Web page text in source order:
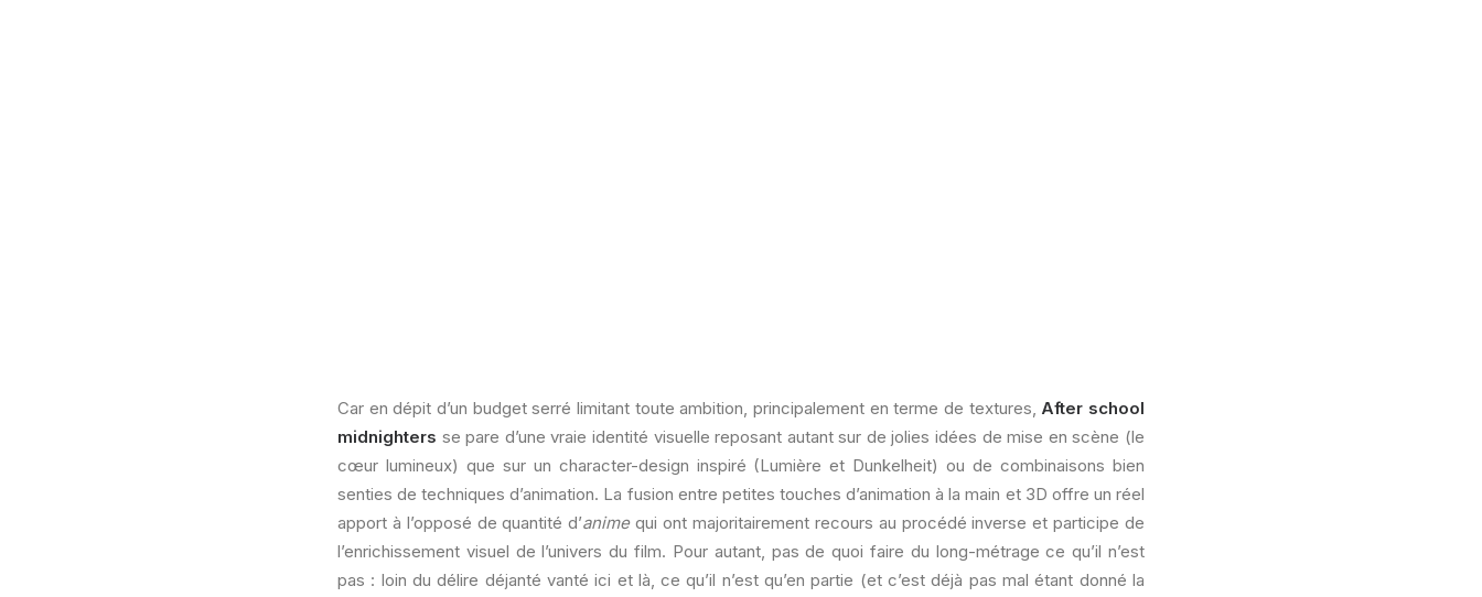
Car en dépit d’un budget serré limitant toute ambition, principalement en terme de textures, After school
midnighters se pare d’une vraie identité visuelle reposant autant sur de jolies idées de mise en scène (le
cœur lumineux) que sur un character-design inspiré (Lumière et Dunkelheit) ou de combinaisons bien
senties de techniques d’animation. La fusion entre petites touches d’animation à la main et 3D offre un réel
apport à l’opposé de quantité d’animequi ont majoritairement recours au procédé inverse et participe de
l’enrichissement visuel de l’univers du film. Pour autant, pas de quoi faire du long-métrage ce qu’il n’est
pas : loin du délire déjanté vanté ici et là, ce qu’il n’est qu’en partie (et c’est déjà pas mal étant donné la